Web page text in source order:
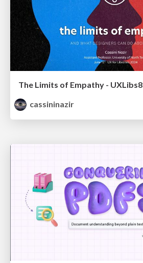
The Limits of Empathy - UXLibs8
cassininazir